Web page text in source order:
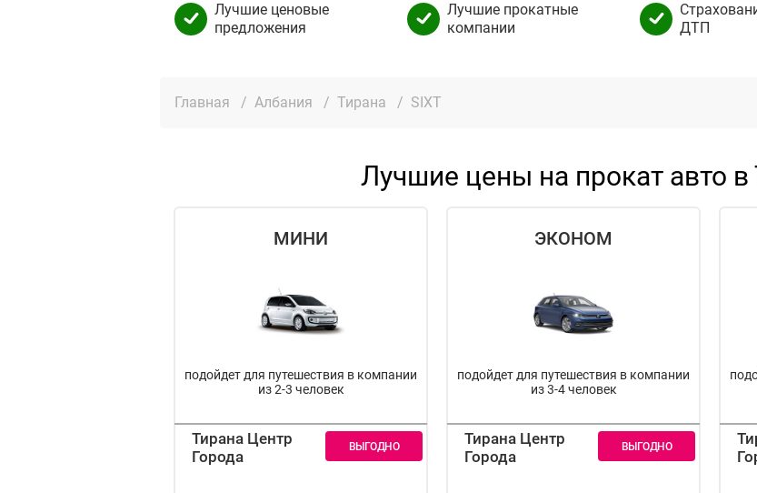
Лучшие ценовые
предложения
Лучшие прокатные
компании
ДТП
Главная / Албания / Тирана / SIXT
Лучшие цены на прокат авто в
МИНИ
подойдет для путешествия в компании
из 2-3 человек
Тирана Центр
Города
ЭКОНОМ
подойдет для путешествия в компании
из 3-4 человек
Тирана Центр
Города